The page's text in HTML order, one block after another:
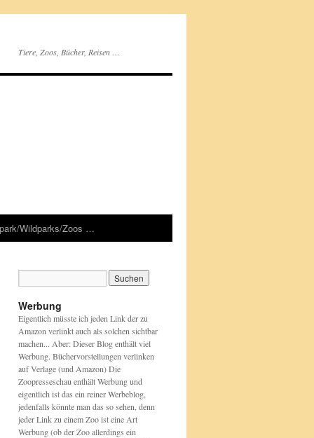
Tiere, Zoos, Bücher, Reisen …
Wildparks/Zoos …
Werbung
Eigentlich müsste ich jeden Link der zu
Amazon verlinkt auch als solchen sichtbar
machen... Aber: Dieser Blog enthält viel
Werbung. Büchervorstellungen verlinken
auf Verlage (und Amazon) Die
Zoopresseschau enthält Werbung und
eigentlich ist das ein reiner Werbeblog,
jedenfalls könnte man das so sehen, denn
jeder Link zu einem Zoo ist eine Art
Werbung (ob der Zoo allerdings ein